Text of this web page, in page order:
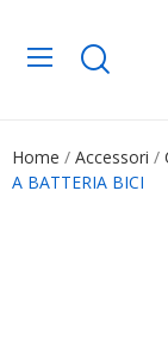
Home Accessori
A BATTERIA BICI